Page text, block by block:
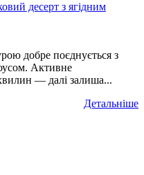
десерт з ягідним
добре поєднується з
Активне
— далі залиша...
Детальніше